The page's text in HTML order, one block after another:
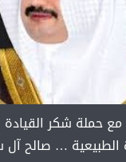
مع حملة شكر
الطبيعية … صالح آل